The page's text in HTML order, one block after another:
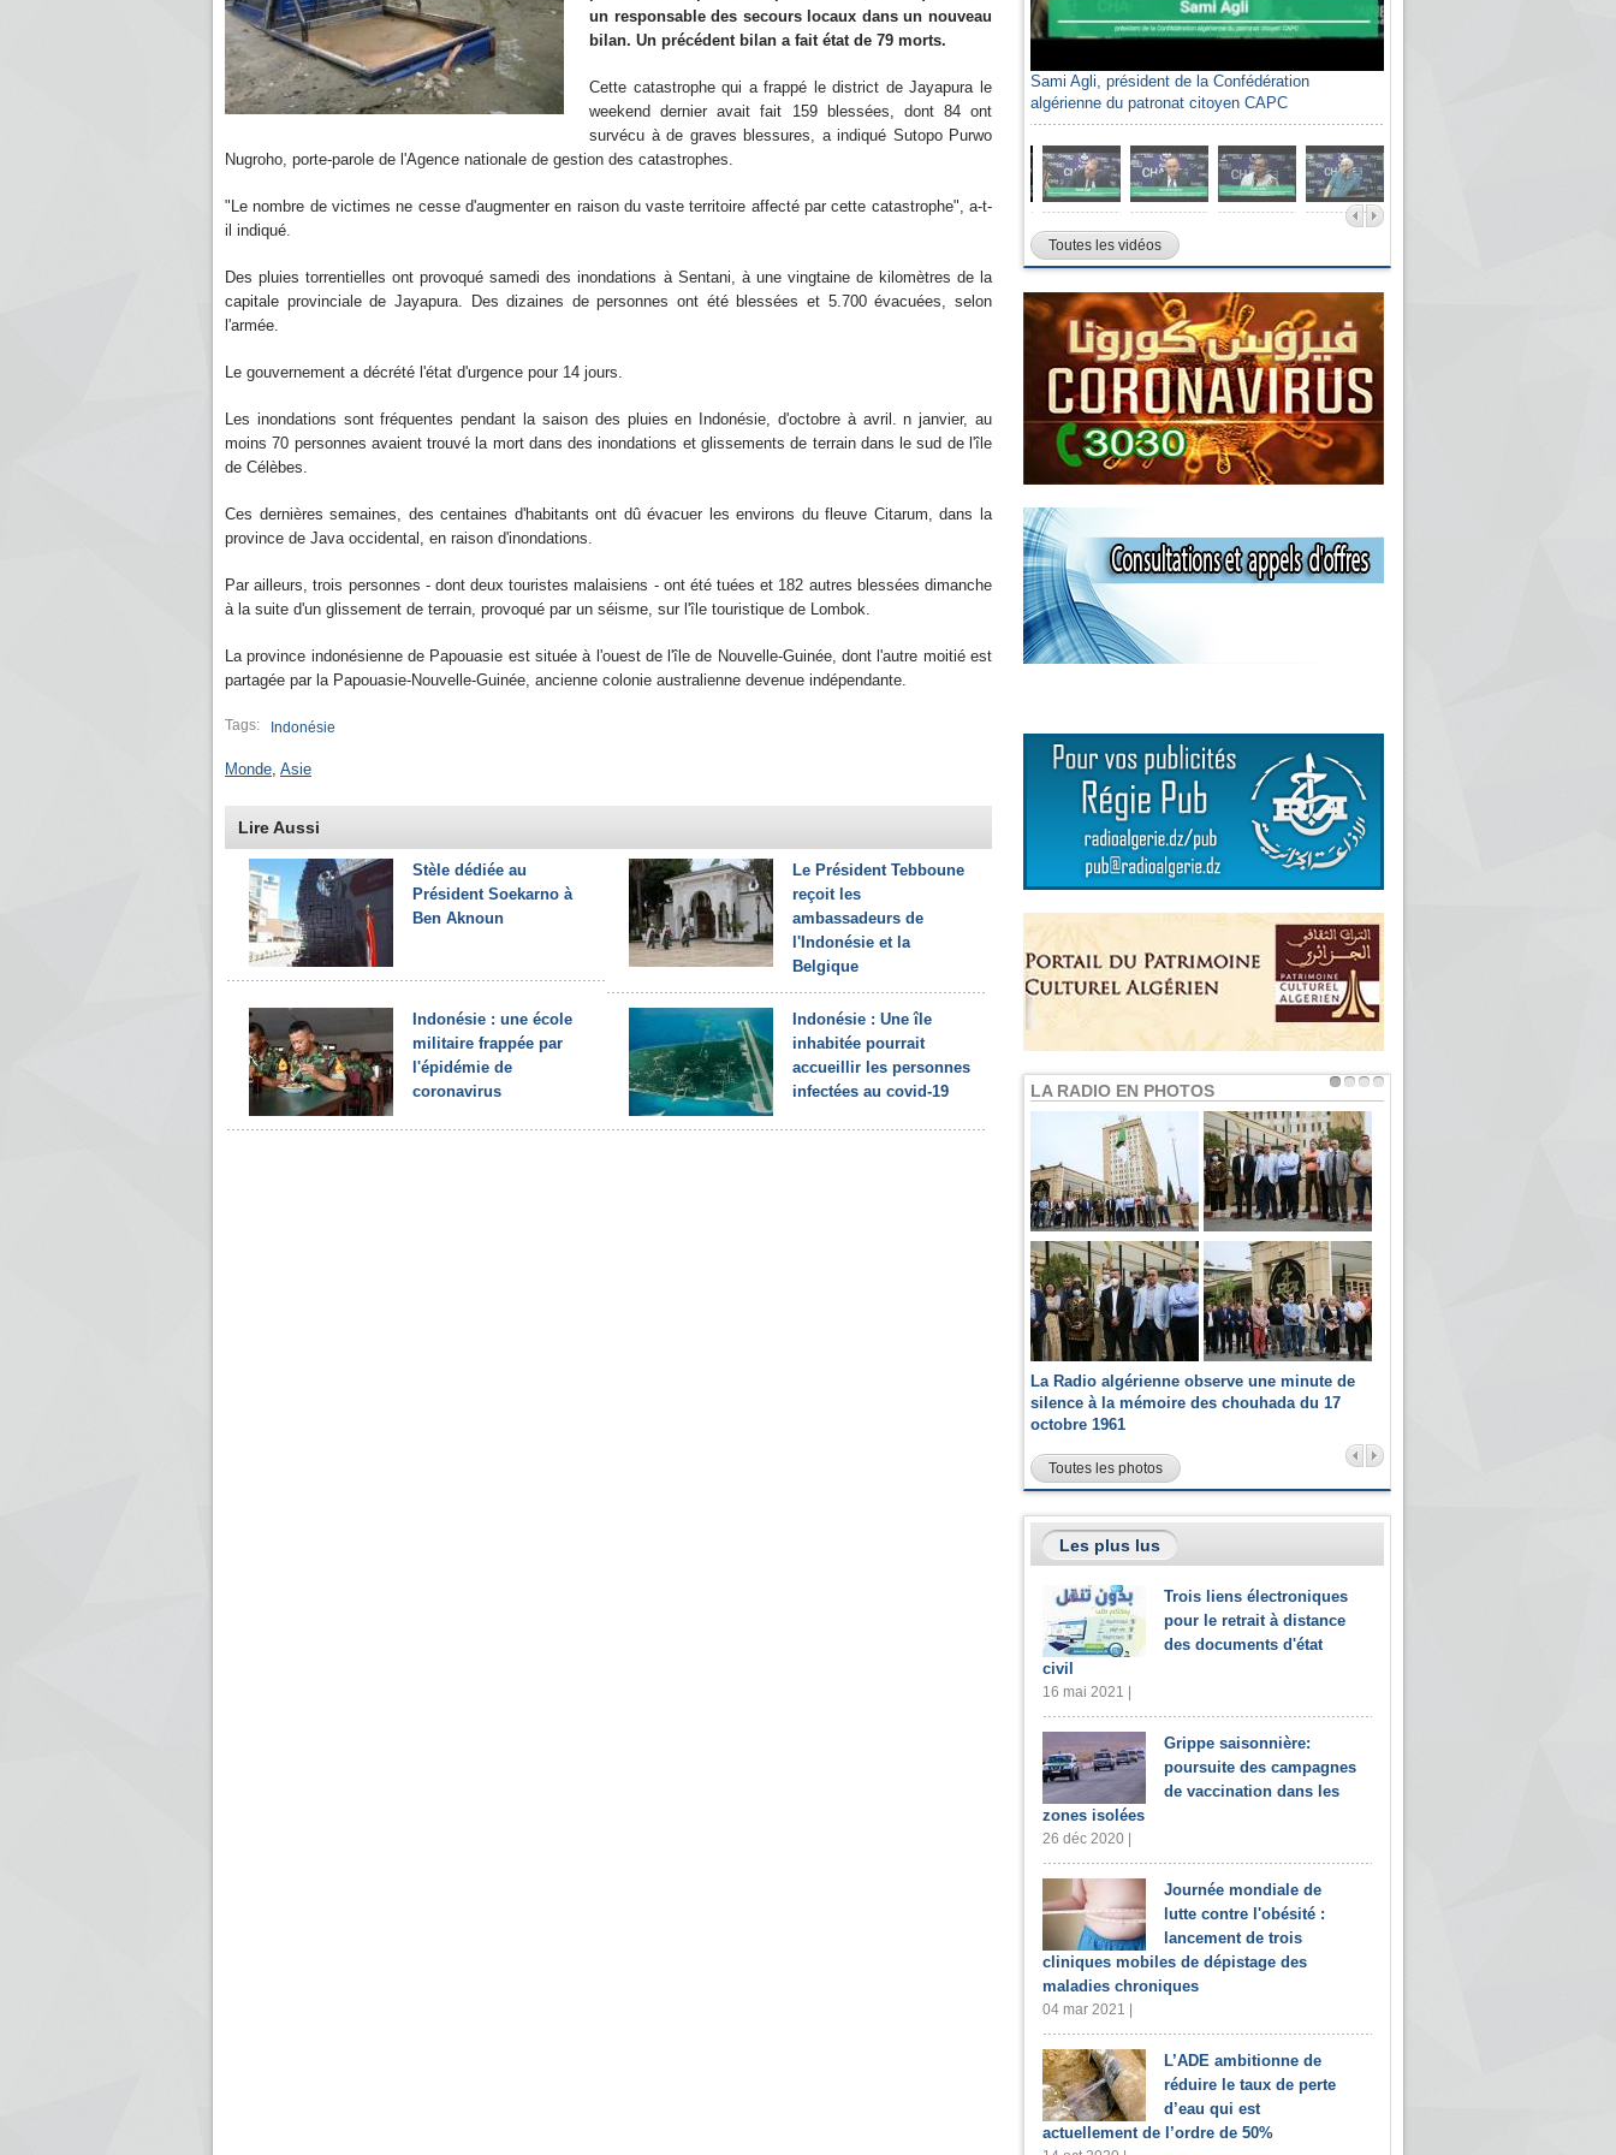
un responsable des secours locaux dans un nouveau
bilan. Un précédent bilan a fait état de 79 morts.
Cette catastrophe qui a frappé le district de Jayapura le
weekend dernier avait fait 159 blessées, dont 84 ont
survécu à de graves blessures, a indiqué Sutopo Purwo
Nugroho, porte-parole de l'Agence nationale de gestion des catastrophes.
"Le nombre de victimes ne cesse d'augmenter en raison du vaste territoire affecté par cette catastrophe", a-t-
il indiqué.
Des pluies torrentielles ont provoqué samedi des inondations à Sentani, à une vingtaine de kilomètres de la
capitale provinciale de Jayapura. Des dizaines de personnes ont été blessées et 5.700 évacuées, selon
l'armée.
Le gouvernement a décrété l'état d'urgence pour 14 jours.
Les inondations sont fréquentes pendant la saison des pluies en Indonésie, d'octobre à avril. n janvier, au
moins 70 personnes avaient trouvé la mort dans des inondations et glissements de terrain dans le sud de l'île
de Célèbes.
Ces dernières semaines, des centaines d'habitants ont dû évacuer les environs du fleuve Citarum, dans la
province de Java occidental, en raison d'inondations.
Par ailleurs, trois personnes - dont deux touristes malaisiens - ont été tuées et 182 autres blessées dimanche
à la suite d'un glissement de terrain, provoqué par un séisme, sur l'île touristique de Lombok.
La province indonésienne de Papouasie est située à l'ouest de l'île de Nouvelle-Guinée, dont l'autre moitié est
partagée par la Papouasie-Nouvelle-Guinée, ancienne colonie australienne devenue indépendante.
Tags: Indonésie
Monde, Asie
Lire Aussi
Stèle dédiée au
Président Soekarno à
Ben Aknoun
Le Président Tebboune
reçoit les
ambassadeurs de
l'Indonésie et la
Belgique
Indonésie : une école
militaire frappée par
l'épidémie de
coronavirus
Indonésie : Une île
inhabitée pourrait
accueillir les personnes
infectées au covid-19
Sami Agli, président de la Confédération
algérienne du patronat citoyen CAPC
Toutes les vidéos
LA RADIO EN PHOTOS
La Radio algérienne observe une minute de
silence à la mémoire des chouhada du 17
octobre 1961
Toutes les photos
Les plus lus
Trois liens électroniques
pour le retrait à distance
des documents d'état
civil
16 mai 2021 |
Grippe saisonnière:
poursuite des campagnes
de vaccination dans les
zones isolées
26 déc 2020 |
Journée mondiale de
lutte contre l'obésité :
lancement de trois
cliniques mobiles de dépistage des
maladies chroniques
04 mar 2021 |
L’ADE ambitionne de
réduire le taux de perte
d’eau qui est
actuellement de l’ordre de 50%